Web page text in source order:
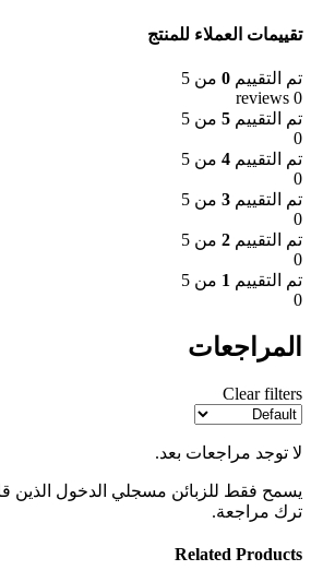
هو:
تقييمات العملاء للمنتج
تم التقييم 0 من 5
0 reviews
تم التقييم 5 من 5
0
تم التقييم 4 من 5
0
تم التقييم 3 من 5
0
تم التقييم 2 من 5
0
تم التقييم 1 من 5
0
المراجعات
Clear filters
لا توجد مراجعات بعد.
يسمح فقط للزبائن مسجلي الدخول الذين
ترك مراجعة.
Related Products